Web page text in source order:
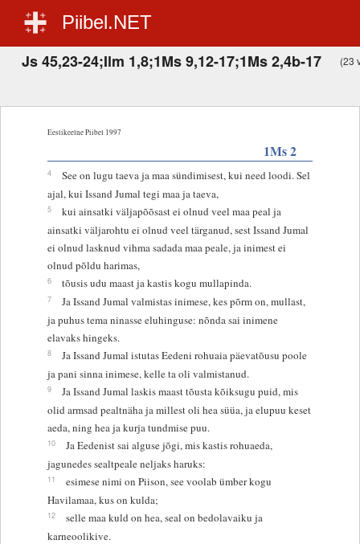
Piibel.NET
Js 45,23-24;Ilm 1,8;1Ms 9,12-17;1Ms 2,4b-17 (23
Eestikeelne Piibel 1997
1Ms 2
4
See on lugu taeva ja maa sündimisest, kui need loodi. Sel
ajal, kui Issand Jumal tegi maa ja taeva,
5
kui ainsatki väljapõõsast ei olnud veel maa peal ja
ainsatki väljarohtu ei olnud veel tärganud, sest Issand Jumal
ei olnud lasknud vihma sadada maa peale, ja inimest ei
olnud põldu harimas,
6 tõusis udu maast ja kastis kogu mullapinda.
7
Ja Issand Jumal valmistas inimese, kes põrm on, mullast,
ja puhus tema ninasse eluhinguse: nõnda sai inimene
elavaks hingeks.
8
Ja Issand Jumal istutas Eedeni rohuaia päevatõusu poole
ja pani sinna inimese, kelle ta oli valmistanud.
9
Ja Issand Jumal laskis maast tõusta kõiksugu puid, mis
olid armsad pealtnäha ja millest oli hea süüa, ja elupuu keset
aeda, ning hea ja kurja tundmise puu.
10
Ja Eedenist sai alguse jõgi, mis kastis rohuaeda,
jagunedes sealtpeale neljaks haruks:
11
esimese nimi on Piison, see voolab ümber kogu
Havilamaa, kus on kulda;
12
selle maa kuld on hea, seal on bedolavaiku ja
karneoolikive.